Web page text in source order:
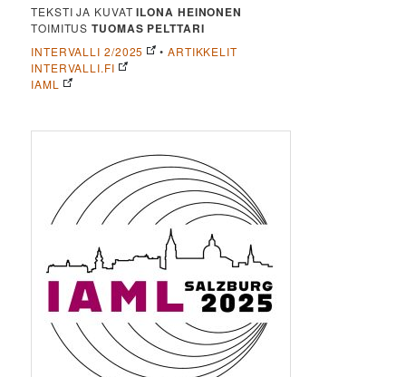
TEKSTI JA KUVATILONA HEINONEN
TOIMITUSTUOMAS PELTTARI
INTERVALLI 2/2025 • ARTIKKELIT
INTERVALLI.FI
IAML